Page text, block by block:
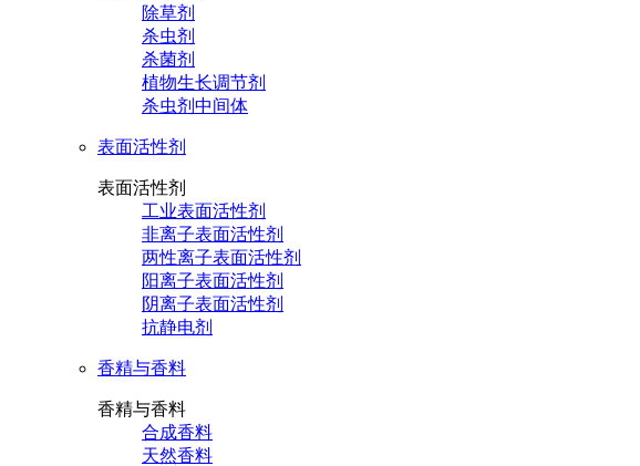
除草剂
杀虫剂
杀菌剂
植物生长调节剂
杀虫剂中间体
表面活性剂
表面活性剂
工业表面活性剂
非离子表面活性剂
两性离子表面活性剂
阳离子表面活性剂
阴离子表面活性剂
抗静电剂
香精与香料
香精与香料
合成香料
天然香料